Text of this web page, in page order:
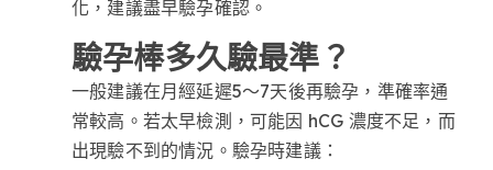
化，建議盡早驗孕確認。
驗孕棒多久驗最準？
一般建議在月經延遲5～7天後再驗孕，準確率通
常較高。若太早檢測，可能因 hCG 濃度不足，而
出現驗不到的情況。驗孕時建議：